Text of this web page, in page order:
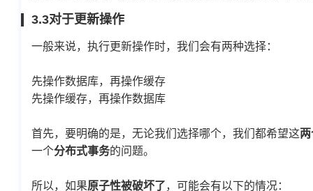
3.3对于更新操作
一般来说，执行更新操作时，我们会有两种选择：
先操作数据库，再操作缓存
先操作缓存，再操作数据库
首先，要明确的是，无论我们选择哪个，我们都希望这
一个分布式事务的问题。
所以，如果原子性被破坏了，可能会有以下的情况：